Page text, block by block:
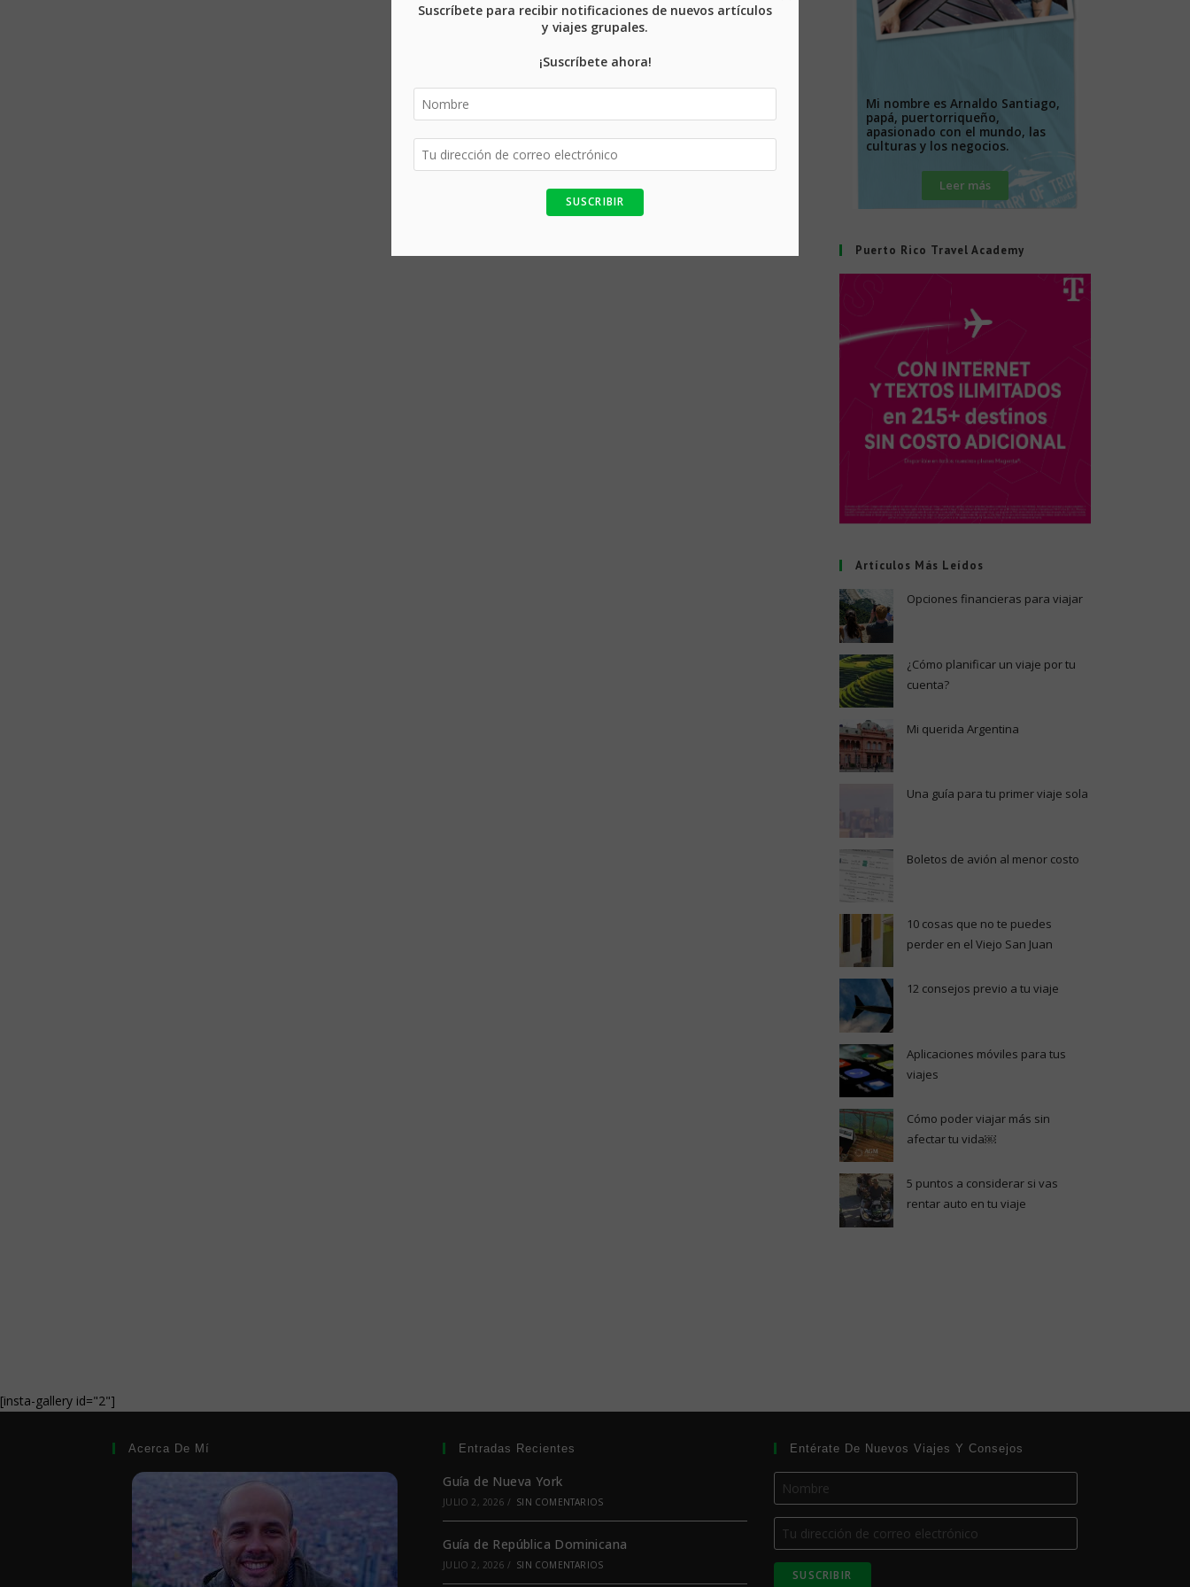
Mi nombre es Arnaldo Santiago,
papá, puertorriqueño,
apasionado con el mundo, las
culturas y los negocios.
Leer más
Puerto Rico Travel Academy
Artículos Más Leídos
Opciones financieras para viajar
¿Cómo planificar un viaje por tu
cuenta?
Mi querida Argentina
Una guía para tu primer viaje sola
Boletos de avión al menor costo
10 cosas que no te puedes
perder en el Viejo San Juan
12 consejos previo a tu viaje
Aplicaciones móviles para tus
viajes
Cómo poder viajar más sin
afectar tu vida￼
5 puntos a considerar si vas
rentar auto en tu viaje
[insta-gallery id="2"]
Acerca De Mí Entradas Recientes
Guía de Nueva York
JULIO 2, 2026 / SIN COMENTARIOS
Guía de República Dominicana
JULIO 2, 2026 / SIN COMENTARIOS
Entérate De Nuevos Viajes Y Consejos
Suscríbete para recibir notificaciones de nuevos artículos
y viajes grupales.
¡Suscríbete ahora!